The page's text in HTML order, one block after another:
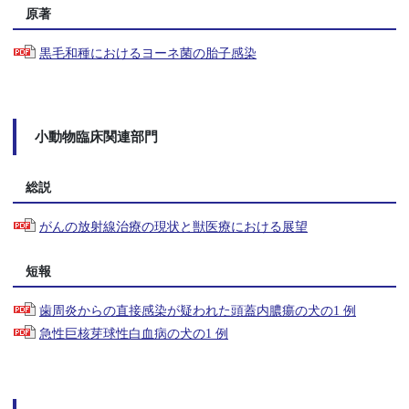
原著
黒毛和種におけるヨーネ菌の胎子感染
小動物臨床関連部門
総説
がんの放射線治療の現状と獣医療における展望
短報
歯周炎からの直接感染が疑われた頭蓋内膿瘍の犬の1 例
急性巨核芽球性白血病の犬の1 例